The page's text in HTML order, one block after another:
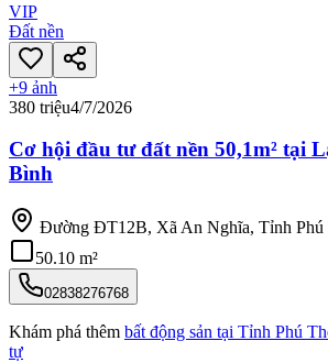
VIP
Đất nền
+9 ảnh
380 triệu4/7/2026
Cơ hội đầu tư đất nền 50,1m² tại
Bình
Đường ĐT12B, Xã An Nghĩa, Tỉnh Phú
50.10 m²
02838276768
Khám phá thêm bất động sản tại Tỉnh Phú
tự